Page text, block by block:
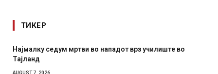
ТИКЕР
во
СОЗИС: Украинците повеќе им веруваат на